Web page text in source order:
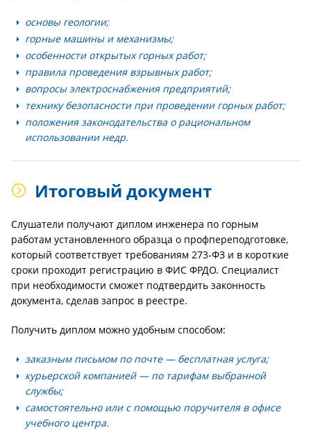
основы геологии;
горные машины и механизмы;
особенности открытых горных работ;
правила проведения взрывных работ;
вопросы электроснабжения предприятий;
технику безопасности при проведении горных работ;
положения законодательства о рациональном
использовании недр.
Итоговый документ
Слушатели получают диплом инженера по горным
работам установленного образца о профпереподготовке,
который соответствует требованиям 273-ФЗ и в короткие
сроки проходит регистрацию в ФИС ФРДО. Специалист
при необходимости сможет подтвердить законность
документа, сделав запрос в реестре.
Получить диплом можно удобным способом:
заказным письмом по почте — бесплатная услуга;
курьерской компанией — по тарифам выбранной
службы;
самостоятельно или с помощью поручителя в офисе
учебного центра.